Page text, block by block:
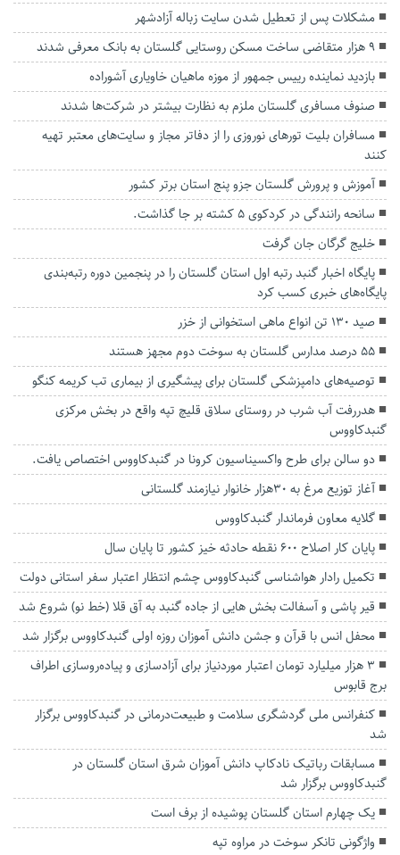
مشکلات پس از تعطیل شدن سایت زباله آزادشهر
۹ هزار متقاضی ساخت مسکن روستایی گلستان به بانک معرفی شدند
بازدید نماینده رییس جمهور از موزه ماهیان خاویاری آشوراده
صنوف مسافری گلستان ملزم به نظارت بیشتر در شرکت‌ها شدند
مسافران بلیت تورهای نوروزی را از دفاتر مجاز و سایت‌های معتبر تهیه
کنند
آموزش و پرورش گلستان جزو پنج استان برتر کشور
سانحه رانندگی در کردکوی ۵ کشته بر جا گذاشت.
خلیج گرگان جان گرفت
پایگاه اخبار گنبد رتبه اول استان گلستان را در پنجمین دوره رتبه‌بندی
پایگاه‌های خبری کسب کرد
صید ۱۳۰ تن انواع ماهی استخوانی از خزر
۵۵ درصد مدارس گلستان به سوخت دوم مجهز هستند
توصیه‌های دامپزشکی گلستان برای پیشگیری از بیماری تب کریمه کنگو
هدررفت آب شرب در روستای سلاق قلیچ تپه واقع در بخش مرکزی
گنبدکاووس
دو سالن برای طرح واکسیناسیون کرونا در گنبدکاووس اختصاص یافت.
آغاز توزیع مرغ به ۳۰هزار خانوار نیازمند گلستانی
گلایه معاون فرماندار گنبدکاووس
پایان کار اصلاح ۶۰۰ نقطه حادثه خیز کشور تا پایان سال
تکمیل رادار هواشناسی گنبدکاووس چشم انتظار اعتبار سفر استانی دولت
قیر پاشی و آسفالت بخش هایی از جاده گنبد به آق قلا (خط نو) شروع شد
محفل انس با قرآن و جشن دانش آموزان روزه اولی گنبدکاووس برگزار شد
۳ هزار میلیارد تومان اعتبار موردنیاز برای آزادسازی و پیاده‌روسازی اطراف
برج قابوس
کنفرانس ملی گردشگری سلامت و طبیعت‌درمانی در گنبدکاووس برگزار
شد
مسابقات رباتیک نادکاپ دانش آموزان شرق استان گلستان در
گنبدکاووس برگزار شد
یک چهارم استان گلستان پوشیده از برف است
واژگونی تانکر سوخت در مراوه تپه